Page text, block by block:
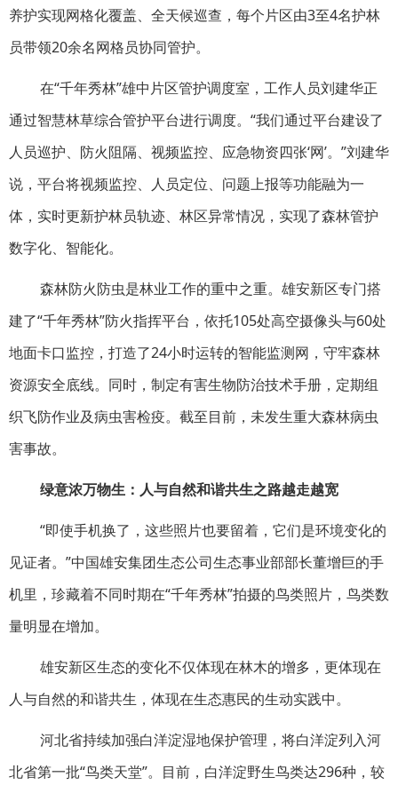
养护实现网格化覆盖、全天候巡查，每个片区由3至4名护林
员带领20余名网格员协同管护。
在“千年秀林”雄中片区管护调度室，工作人员刘建华正
通过智慧林草综合管护平台进行调度。 “我们通过平台建设了
人员巡护、防火阻隔、视频监控、应急物资四张‘网’。”刘建华
说，平台将视频监控、人员定位、问题上报等功能融为一
体，实时更新护林员轨迹、林区异常情况，实现了森林管护
数字化、智能化。
森林防火防虫是林业工作的重中之重。雄安新区专门搭
建了“千年秀林”防火指挥平台，依托105处高空摄像头与60处
地面卡口监控，打造了24小时运转的智能监测网，守牢森林
资源安全底线。同时，制定有害生物防治技术手册，定期组
织飞防作业及病虫害检疫。截至目前，未发生重大森林病虫
害事故。
绿意浓万物生： 人与自然和谐共生之路越走越宽
“即使手机换了，这些照片也要留着，它们是环境变化的
见证者。”中国雄安集团生态公司生态事业部部长董增巨的手
机里，珍藏着不同时期在“千年秀林”拍摄的鸟类照片，鸟类数
量明显在增加。
雄安新区生态的变化不仅体现在林木的增多，更体现在
人与自然的和谐共生，体现在生态惠民的生动实践中。
河北省持续加强白洋淀湿地保护管理，将白洋淀列入河
北省第一批“鸟类天堂”。目前，白洋淀野生鸟类达296种，较